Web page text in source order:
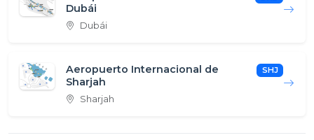
Dubái
Dubái
Aeropuerto Internacional de
Sharjah
SHJ
Sharjah